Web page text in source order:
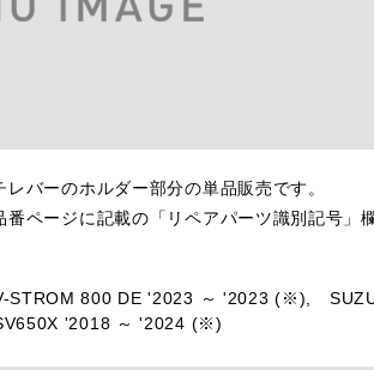
バーのホルダー部分の単品販売です。
ページに記載の「リペアパーツ識別記号」
STROM 800 DE '2023 ～ '2023 (※),
'2018 ～ '2024 (※)